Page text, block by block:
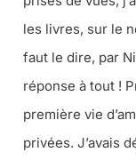
les livres, sur le
faut le dire, par
réponse à tout !
première vie
privées. J’avais